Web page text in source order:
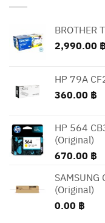
BROTHER
2,990.00 ฿
HP 79A
360.00 ฿
HP 564
(Original)
670.00 ฿
SAMSUNG
(Original)
0.00 ฿